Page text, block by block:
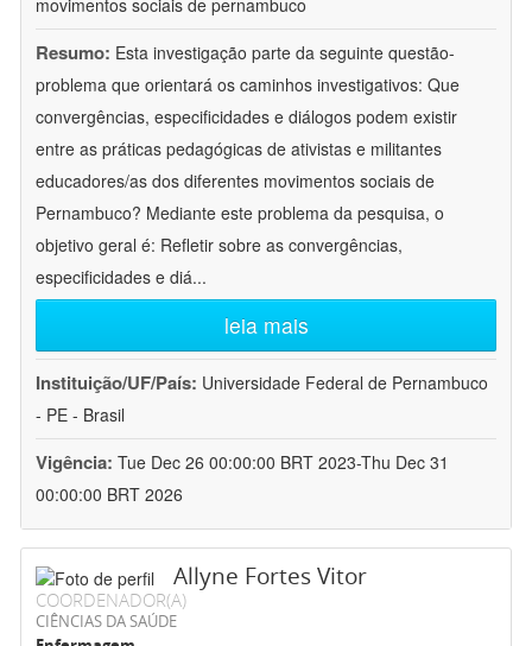
movimentos sociais de pernambuco
Resumo: Esta investigação parte da seguinte questão-
problema que orientará os caminhos investigativos: Que
convergências, especificidades e diálogos podem existir
entre as práticas pedagógicas de ativistas e militantes
educadores/as dos diferentes movimentos sociais de
Pernambuco? Mediante este problema da pesquisa, o
objetivo geral é: Refletir sobre as convergências,
especificidades e diá...
leia mais
Instituição/UF/País: Universidade Federal de Pernambuco
- PE - Brasil
Vigência: Tue Dec 26 00:00:00 BRT 2023-Thu Dec 31
00:00:00 BRT 2026
Allyne Fortes Vitor
COORDENADOR(A)
CIÊNCIAS DA SAÚDE